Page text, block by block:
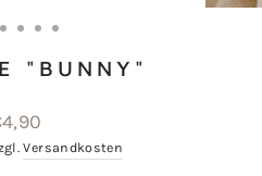
ESC)
"BUNNY"
Versandkosten